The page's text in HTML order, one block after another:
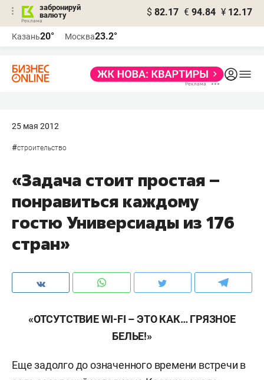
забронируй
валюту
$ 82.17 € 94.84 ¥ 12.17
Казань20° Москва23.2°
25 мая 2012
#строительство
«Задача стоит простая –
понравиться каждому
гостю Универсиады из 176
стран»
«ОТСУТСТВИЕ WI-FI – ЭТО КАК… ГРЯЗНОЕ
БЕЛЬЕ!»
Еще задолго до означенного времени встречи в